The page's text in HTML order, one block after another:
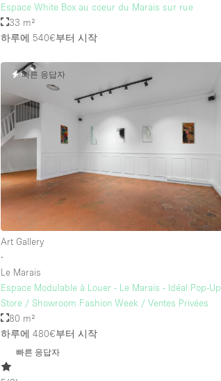
Espace White Box au coeur du Marais sur rue
33 m²
하루에 540€부터 시작
빠른 응답자
Art Gallery
∙
Le Marais
Espace Modulable à Louer - Le Marais - Idéal Pop-Up
Store / Showroom Fashion Week / Ventes Privées
80 m²
하루에 480€부터 시작
빠른 응답자